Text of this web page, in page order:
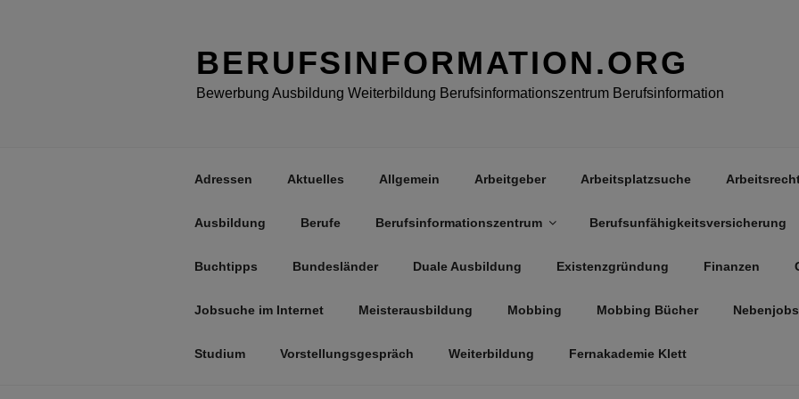
BERUFSINFORMATION.ORG
Bewerbung Ausbildung Weiterbildung Berufsinformationszentrum Berufsinformation
Adressen Aktuelles Allgemein Arbeitgeber Arbeitsplatzsuche
Ausbildung Berufe Berufsinformationszentrum Berufsunfähigkeitsversicherung
Buchtipps Bundesländer Duale Ausbildung Existenzgründung Finanzen
Jobsuche im Internet Meisterausbildung Mobbing Mobbing Bücher Nebenjobs
Studium Vorstellungsgespräch Weiterbildung Fernakademie Klett